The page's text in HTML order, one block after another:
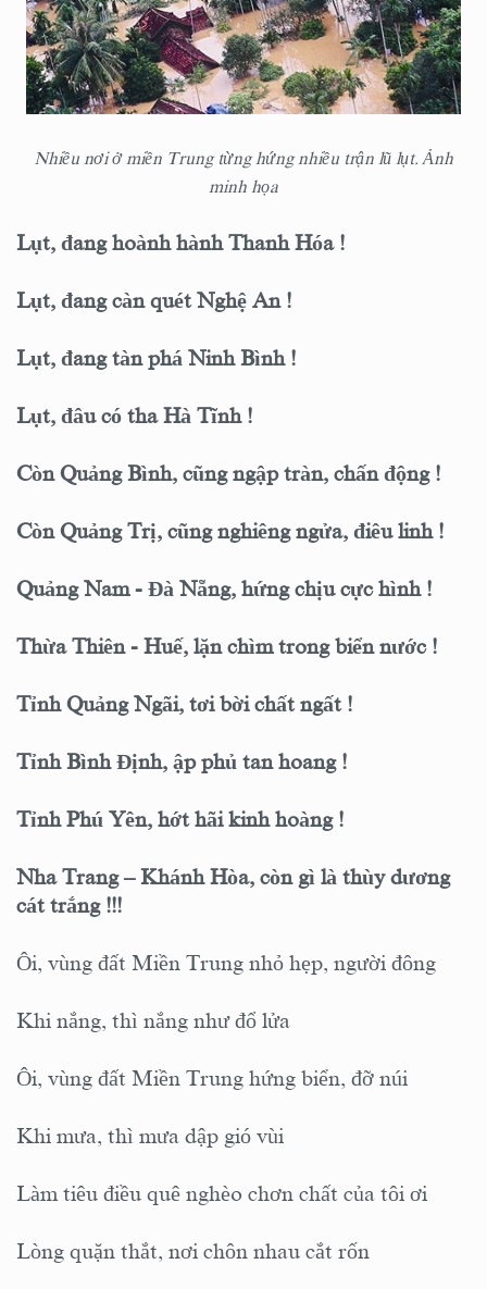
Nhiều nơi ở miền Trung từng hứng nhiều trận lũ lụt. Ảnh
minh họa
Lụt, đang hoành hành Thanh Hóa !
Lụt, đang càn quét Nghệ An !
Lụt, đang tàn phá Ninh Bình !
Lụt, đâu có tha Hà Tĩnh !
Còn Quảng Bình, cũng ngập tràn, chấn động !
Còn Quảng Trị, cũng nghiêng ngửa, điêu linh !
Quảng Nam - Đà Nẵng, hứng chịu cực hình !
Thừa Thiên - Huế, lặn chìm trong biển nước !
Tỉnh Quảng Ngãi, tơi bời chất ngất !
Tỉnh Bình Định, ập phủ tan hoang !
Tỉnh Phú Yên, hớt hãi kinh hoàng !
Nha Trang – Khánh Hòa, còn gì là thùy dương
cát trắng !!!
Ôi, vùng đất Miền Trung nhỏ hẹp, người đông
Khi nắng, thì nắng như đổ lửa
Ôi, vùng đất Miền Trung hứng biển, đỡ núi
Khi mưa, thì mưa dập gió vùi
Làm tiêu điều quê nghèo chơn chất của tôi ơi
Lòng quặn thắt, nơi chôn nhau cắt rốn